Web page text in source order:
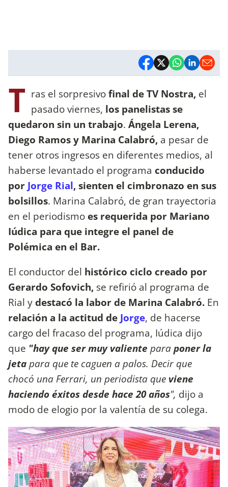
T ras el sorpresivofinal de TV Nostra, el
pasado viernes, los panelistas se
quedaron sin un trabajo. Ángela Lerena,
Diego Ramos y Marina Calabró, a pesar de
tener otros ingresos en diferentes medios, al
haberse levantado el programa conducido
por Jorge Rial,sienten el cimbronazo en sus
bolsillos. Marina Calabró, de gran trayectoria
en el periodismo es requerida por Mariano
Iúdica para que integre el panel de
Polémica en el Bar.
El conductor del histórico ciclo creado por
Gerardo Sofovich, se refirió al programa de
Rial ydestacó la labor de Marina Calabró. En
relación a la actitud de Jorge, de hacerse
cargo del fracaso del programa, Iúdica dijo
que "hay que ser muy valiente paraponer la
jetapara que te caguen a palos. Decir que
chocó una Ferrari, un periodista que viene
haciendo éxitos desde hace 20 años", dijo a
modo de elogio por la valentía de su colega.